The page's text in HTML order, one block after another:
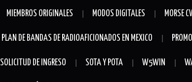
MIEMBROS ORIGINALES MODOS DIGITALES MORSE
PLAN DE BANDAS DE RADIOAFICIONADOS EN MEXICO
SOLICITUD DE INGRESO SOTA Y POTA W5WIN